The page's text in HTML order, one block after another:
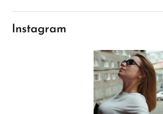
Instagram